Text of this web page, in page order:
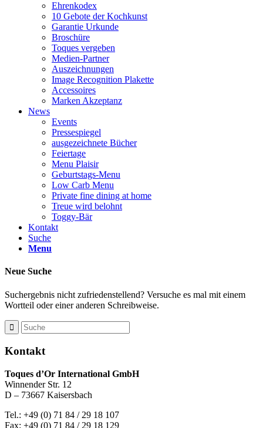
Ehrenkodex
10 Gebote der Kochkunst
Garantie Urkunde
Broschüre
Toques vergeben
Medien-Partner
Auszeichnungen
Image Recognition Plakette
Accessoires
Marken Akzeptanz
News
Events
Pressespiegel
ausgezeichnete Bücher
Feiertage
Menu Plaisir
Geburtstags-Menu
Low Carb Menu
Private fine dining at home
Treue wird belohnt
Toggy-Bär
Kontakt
Suche
Menu
Neue Suche
Suchergebnis nicht zufriedenstellend? Versuche es mal mit einem
Wortteil oder einer anderen Schreibweise.
Kontakt
Toques d’Or International GmbH
Winnender Str. 12
D – 73667 Kaisersbach
Tel.: +49 (0) 71 84 / 29 18 107
Fax: +49 (0) 71 84 / 29 18 129